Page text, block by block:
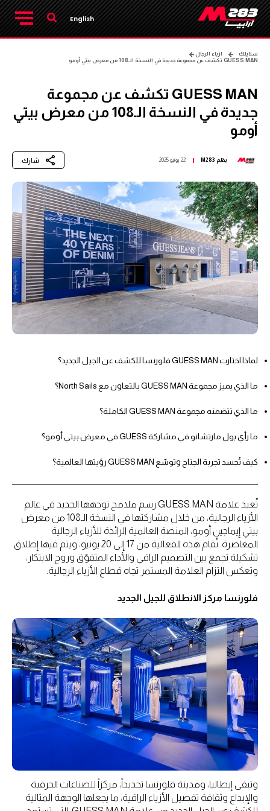
English
ستايلك
ازياء الرجال
GUESS MAN تكشف عن مجموعة جديدة في النسخة الـ108 من معرض بيتي أومو
GUESS MAN تكشف عن مجموعة
جديدة في النسخة الـ108 من معرض بيتي
أومو
بقلم M283 22 يونيو 2025 شارك
لماذا اختارت GUESS MAN فلورنسا للكشف عن الجيل الجديد؟
ما الذي يميز مجموعة GUESS MAN بالتعاون مع North Sails؟
ما الذي تتضمنه مجموعة GUESS MAN الكاملة؟
ما رأي بول مارتشانو في مشاركة GUESS في معرض بيتي أومو؟
كيف تُجسد تجربة الجناح وتوسّع GUESS MAN رؤيتها العالمية؟
تُعيد علامة GUESS MAN رسم ملامح توجهها الجديد في عالم
الأزياء الرجالية، من خلال مشاركتها في النسخة الـ108 من معرض
بيتي إيماجين أومو، المنصة العالمية الرائدة للأزياء الرجالية
المعاصرة. تُقام هذه الفعالية من 17 إلى 20 يونيو، ويتم فيها إطلاق
تشكيلة تجمع بين التصميم الراقي والأداء المتفوّق وروح الابتكار،
وتعكس التزام العلامة المستمر تجاه قطاع الأزياء الرجالية.
فلورنسا مركز الانطلاق للجيل الجديد
وتبقى إيطاليا، ومدينة فلورنسا تحديداً، مركزاً للصناعات الحرفية
والإبداع وثقافة تفصيل الأزياء الراقية، ما يجعلها الوجهة المثالية